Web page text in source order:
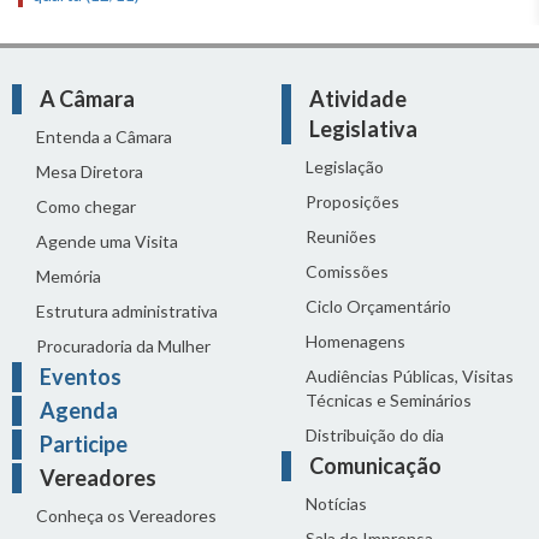
A Câmara
Entenda a Câmara
Mesa Diretora
Como chegar
Agende uma Visita
Memória
Estrutura administrativa
Procuradoria da Mulher
Eventos
Agenda
Participe
Vereadores
Conheça os Vereadores
Atividade
Legislativa
Legislação
Proposições
Reuniões
Comissões
Ciclo Orçamentário
Homenagens
Audiências Públicas, Visitas
Técnicas e Seminários
Distribuição do dia
Comunicação
Notícias